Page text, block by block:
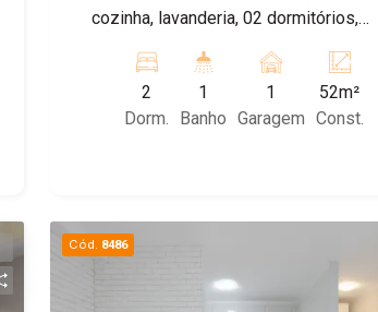
cozinha, lavanderia, 02 dormitórios,
2
Dorm.
1
Banho
1
Garagem
52m²
Const.
Cód. 8486